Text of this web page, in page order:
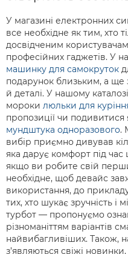
У магазині електронних
все необхідне як тим, хто
досвідченим
професійних гаджетів. У
машинку для самокруток
подарунок близьким, а ще
й деталі. У нашому
мороки люльки для
пропозиції чи подивитися
мундштука одноразового.
вибір приємно дивував
яка дарує комфорт під
якщо ви робите свій
необхідне, щоб девайс
використання, до
тих, хто шукає зручність і
турбот — пропонуємо
різноманіттям варіантів
найвибагливіших. Також,
з’являються свіжі